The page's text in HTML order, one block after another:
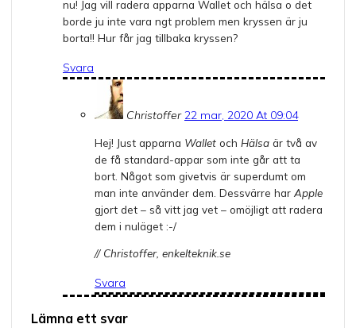
nu! Jag vill radera apparna Wallet och hälsa o det
borde ju inte vara ngt problem men kryssen är ju
borta!! Hur får jag tillbaka kryssen?
Svara
Christoffer 22 mar, 2020 At 09:04
Hej! Just apparna Wallet och Hälsa är två av
de få standard-appar som inte går att ta
bort. Något som givetvis är superdumt om
man inte använder dem. Dessvärre har Apple
gjort det – så vitt jag vet – omöjligt att radera
dem i nuläget :-/
// Christoffer, enkelteknik.se
Svara
Lämna ett svar